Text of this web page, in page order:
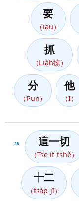
要
（iau）
抓
（Lia̍h掠）
分
（Pun）
他
（I）
28 這一切
（Tse it-tshè）
十二
（tsa̍p-jī）